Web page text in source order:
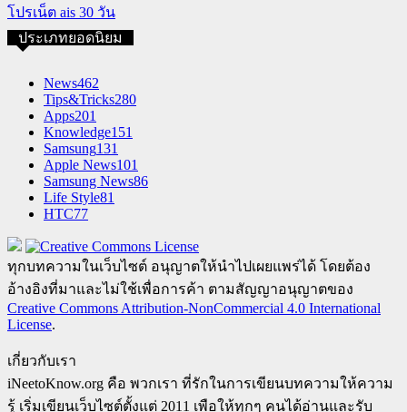
โปรเน็ต ais 30 วัน
ประเภทยอดนิยม
News462
Tips&Tricks280
Apps201
Knowledge151
Samsung131
Apple News101
Samsung News86
Life Style81
HTC77
ทุกบทความในเว็บไซต์ อนุญาตให้นำไปเผยแพร่ได้ โดยต้อง
อ้างอิงที่มาและไม่ใช้เพื่อการค้า ตามสัญญาอนุญาตของ
Creative Commons Attribution-NonCommercial 4.0 International
License.
เกี่ยวกับเรา
iNeetoKnow.org คือ พวกเรา ที่รักในการเขียนบทความให้ความ
รู้ เริ่มเขียนเว็บไซต์ตั้งแต่ 2011 เพือให้ทุกๆ คนได้อ่านและรับ